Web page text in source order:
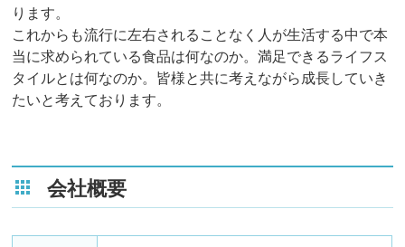
ります。
これからも流行に左右されることなく人が生活する中で本
当に求められている食品は何なのか。満足できるライフス
タイルとは何なのか。皆様と共に考えながら成長していき
たいと考えております。
会社概要